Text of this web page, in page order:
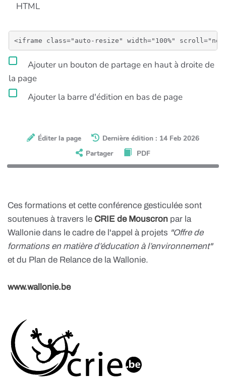
HTML
Ajouter un bouton de partage en haut à droite de
la page
Ajouter la barre d'édition en bas de page
Éditer la page
Dernière édition : 14 Feb 2026
Partager
PDF